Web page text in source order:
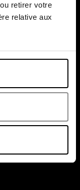
retirer votre
relative aux